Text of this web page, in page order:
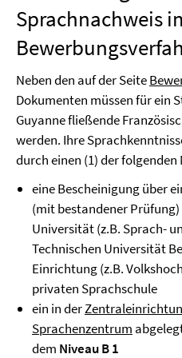
Sprachnachweis
Neben den auf der Seite
Dokumenten müssen für ein
Guyanne fließende
werden. Ihre
durch einen (1) der folgenden
eine Bescheinigung über
(mit bestandener Prüfung)
Universität (z.B. Sprach-
Technischen Universität
Einrichtung (z.B.
privaten Sprachschule
ein in der
Sprachenzentrum
dem Niveau B 1